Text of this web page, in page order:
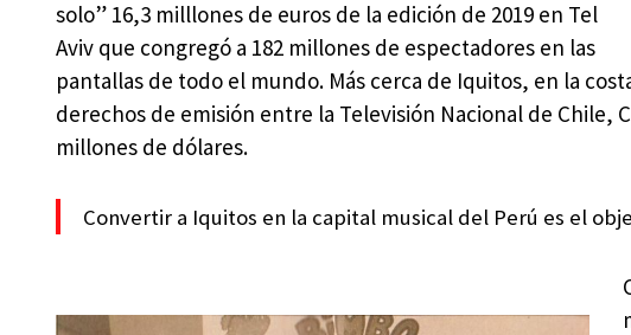
solo” 16,3 milllones de euros de la edición de 2019 en Tel
Aviv que congregó a 182 millones de espectadores en las
pantallas de todo el mundo. Más cerca de Iquitos, en la
derechos de emisión entre la Televisión Nacional de Chile,
millones de dólares.
Convertir a Iquitos en la capital musical del Perú es el